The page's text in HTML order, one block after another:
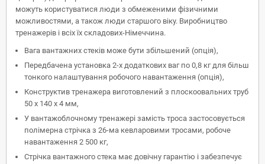
можуть користуватися люди з обмеженими фізичними
можливостями, а також люди старшого віку. Виробництво
тренажерів і всіх їх складових-Німеччина.
Вага вантажних стеків може бути збільшений (опція),
Передбачена установка 2-х додаткових ваг по 0,8 кг для більш
тонкого налаштування робочого навантаження (опція),
Конструктив тренажера виготовлений з плоскоовальних труб
50 x 140 x 4 мм,
У вантажоблочному тренажері замість троса застосовується
полімерна стрічка з 26-ма кевларовими тросами, робоче
навантаження 2 500 кг,
Стрічка вантажного стека має довічну гарантію і забезпечує